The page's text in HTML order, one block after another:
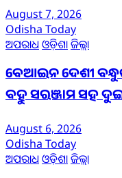
August 7, 2026
Odisha Today
ଅପରାଧ ଓଡ଼ିଶାଜିଲ୍ଲା
ବେଆଇନ ଦେଶୀ
ବହୁ ସରଞ୍ଜାମ ସହ
August 6, 2026
Odisha Today
ଅପରାଧ ଓଡ଼ିଶାଜିଲ୍ଲା